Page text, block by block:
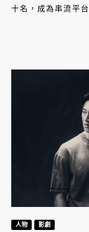
十名，成為串流平
人物 影劇